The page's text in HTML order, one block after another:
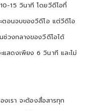
15 วินาที โดยวีดีโอที่
ตอนจบของวีดีโอ แต่วีดีโอ
ช่วงกลางของวีดีโอได้
สดงเพียง 6 วินาที และไม่
เรา จะต้องสื่อสารทุก